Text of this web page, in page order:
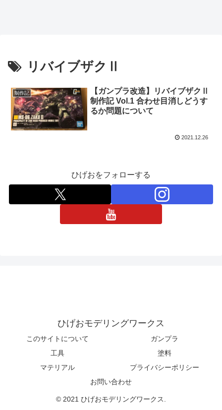
リバイブザクⅡ
制作記
【ガンプラ改造】リバイブザクⅡ
制作記 Vol.1 合わせ目消しどうす
るか問題について
2021.12.26
ひげおをフォローする
ひげおモデリングワークス
このサイトについて
ガンプラ
工具
塗料
マテリアル
プライバシーポリシー
お問い合わせ
© 2021 ひげおモデリングワークス.